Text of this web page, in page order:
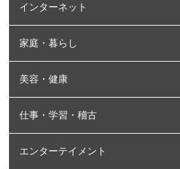
インターネット
家庭・暮らし
美容・健康
仕事・学習・稽古
エンターテイメント